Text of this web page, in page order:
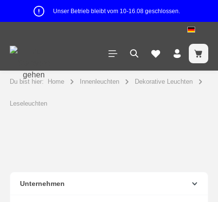
Unser Betrieb bleibt vom 10-16.08 geschlossen.
Du bist hier: Home Innenleuchten Dekorative Leuchten
Leseleuchten
Unternehmen